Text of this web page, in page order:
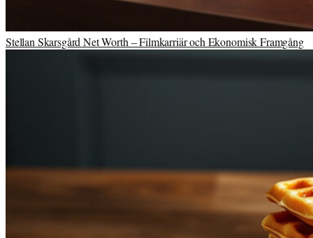
Stellan Skarsgård Net Worth – Filmkarriär och Ekonomisk Framgång